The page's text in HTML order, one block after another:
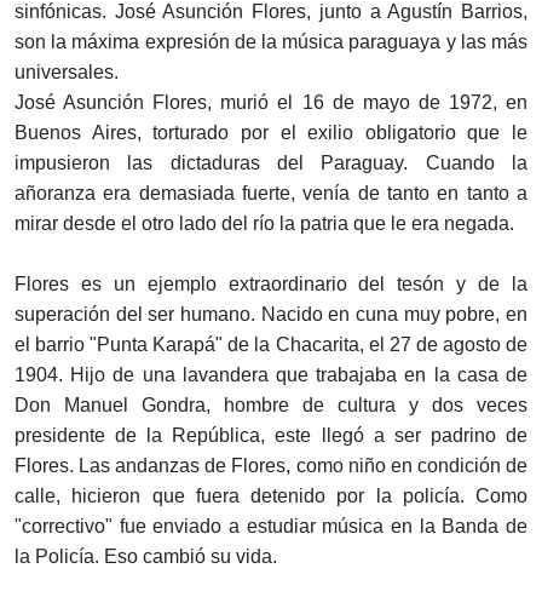
sinfónicas. José Asunción Flores, junto a Agustín Barrios,
son la máxima expresión de la música paraguaya y las más
universales.
José Asunción Flores, murió el 16 de mayo de 1972, en
Buenos Aires, torturado por el exilio obligatorio que le
impusieron las dictaduras del Paraguay. Cuando la
añoranza era demasiada fuerte, venía de tanto en tanto a
mirar desde el otro lado del río la patria que le era negada.
Flores es un ejemplo extraordinario del tesón y de la
superación del ser humano. Nacido en cuna muy pobre, en
el barrio "Punta Karapá" de la Chacarita, el 27 de agosto de
1904. Hijo de una lavandera que trabajaba en la casa de
Don Manuel Gondra, hombre de cultura y dos veces
presidente de la República, este llegó a ser padrino de
Flores. Las andanzas de Flores, como niño en condición de
calle, hicieron que fuera detenido por la policía. Como
"correctivo" fue enviado a estudiar música en la Banda de
la Policía. Eso cambió su vida.